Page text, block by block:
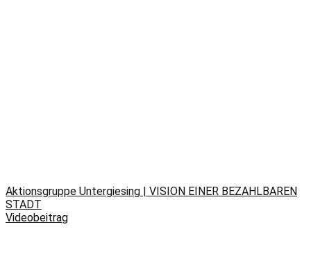
Aktionsgruppe Untergiesing | VISION EINER BEZAHLBAREN
STADT
Videobeitrag